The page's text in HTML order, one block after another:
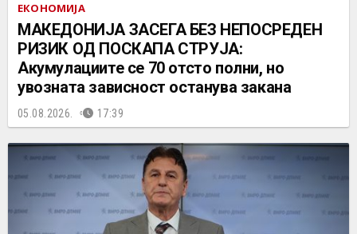
ЕКОНОМИЈА
МАКЕДОНИЈА ЗАСЕГА БЕЗ НЕПОСРЕДЕН
РИЗИК ОД ПОСКАПА СТРУЈА:
Акумулациите се 70 отсто полни, но
увозната зависност останува закана
05.08.2026. 17:39